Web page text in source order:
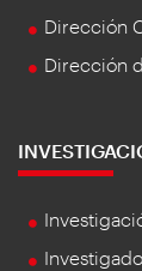
Dirección
Dirección